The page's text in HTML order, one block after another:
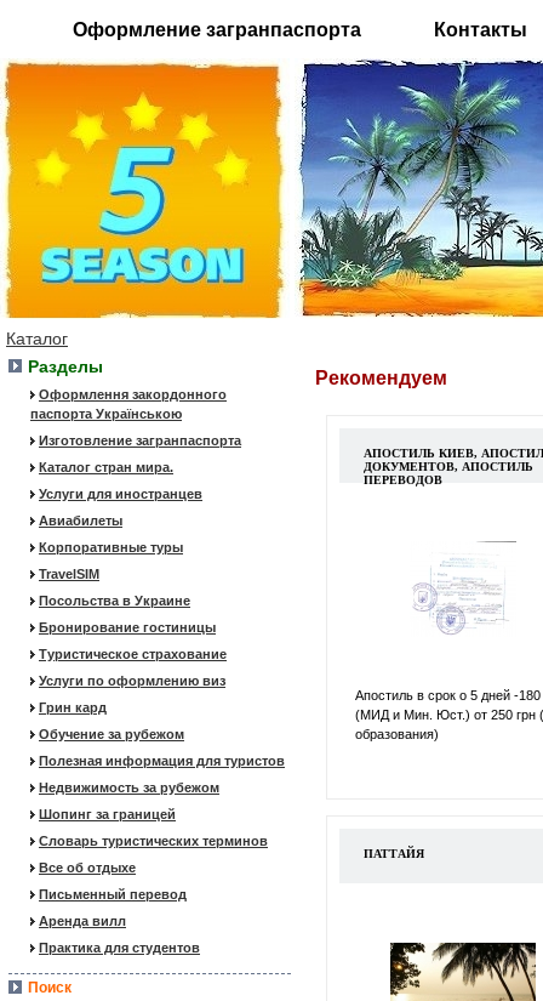
Оформление загранпаспорта Контакты
Каталог
Разделы
Оформлення закордонного
паспорта Українською
Изготовление загранпаспорта
Каталог стран мира.
Услуги для иностранцев
Авиабилеты
Корпоративные туры
TravelSIM
Посольства в Украине
Бронирование гостиницы
Туристическое страхование
Услуги по оформлению виз
Грин кард
Обучение за рубежом
Полезная информация для туристов
Недвижимость за рубежом
Шопинг за границей
Словарь туристических терминов
Все об отдыхе
Письменный перевод
Аренда вилл
Практика для студентов
Поиск
Рекомендуем
АПОСТИЛЬ КИЕВ,
ДОКУМЕНТОВ, АПОСТИЛЬ
ПЕРЕВОДОВ
Апостиль в срок о 5 дней -180
(МИД и Мин. Юст.) от 250 грн
образования)
ПАТТАЙЯ